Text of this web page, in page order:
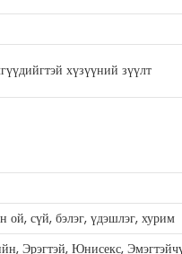
хүзүүний зүүлт
сүй, бэлэг, үдэшлэг, хурим
Эрэгтэй, Юнисекс,